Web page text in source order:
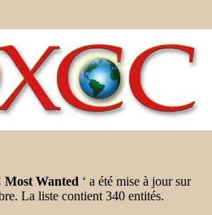
Most Wanted ‘ a été mise à jour sur
La liste contient 340 entités.